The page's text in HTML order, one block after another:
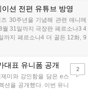
드'는 7년 만의 대규모 업
중입니다....
션 전편 유튜브 방영
30주년을 기념해 관련 애니메
31일까지 극장판 페르소나3 4
까지 페르소나4 더 골든 12화, 9
리즈가 순차 공개됩니다. 또한
다....
대표 유니폼 공개
미와 강인함을 담은 e스
션을 공개했다. 이번 유니
2